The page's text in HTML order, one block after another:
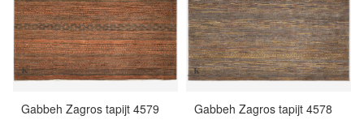
Gabbeh Zagros tapijt 4579 Gabbeh Zagros tapijt 4578